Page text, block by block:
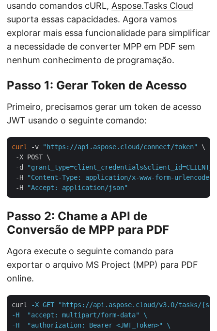
usando comandos cURL, Aspose.Tasks Cloud
suporta essas capacidades. Agora vamos
explorar mais essa funcionalidade para simplificar
a necessidade de converter MPP em PDF sem
nenhum conhecimento de programação.
Passo 1: Gerar Token de Acesso
Primeiro, precisamos gerar um token de acesso
JWT usando o seguinte comando:
curl -v "https://api.aspose.cloud/connect/token"
\
-X POST \
-d
-H
"Content-Type: application/x-www-form-urlencoded"
-H
"Accept: application/json"
Passo 2: Chame a API de
Conversão de MPP para PDF
Agora execute o seguinte comando para
exportar o arquivo MS Project (MPP) para PDF
online.
curl
-X GET "https://api.aspose.cloud/v3.0/tasks/
-H  "accept: multipart/form-data" \
-H  "authorization: Bearer <JWT_Token>" \